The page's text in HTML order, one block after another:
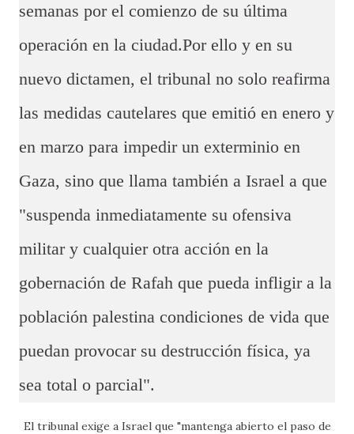
semanas por el comienzo de su última
operación en la ciudad.Por ello y en su
nuevo dictamen, el tribunal no solo reafirma
las medidas cautelares que emitió en enero y
en marzo para impedir un exterminio en
Gaza, sino que llama también a Israel a que
"suspenda inmediatamente su ofensiva
militar y cualquier otra acción en la
gobernación de Rafah que pueda infligir a la
población palestina condiciones de vida que
puedan provocar su destrucción física, ya
sea total o parcial".
El tribunal exige a Israel que "mantenga abierto el paso de